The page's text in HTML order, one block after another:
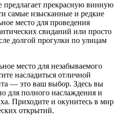
предлагает прекрасную винную
самые изысканные и редкие
место для проведения
свиданий или просто
долгой прогулки по улицам
место для незабываемого
насладиться отличной
— это ваш выбор. Здесь вы
для полного наслаждения и
Приходите и окунитесь в мир
открытий.